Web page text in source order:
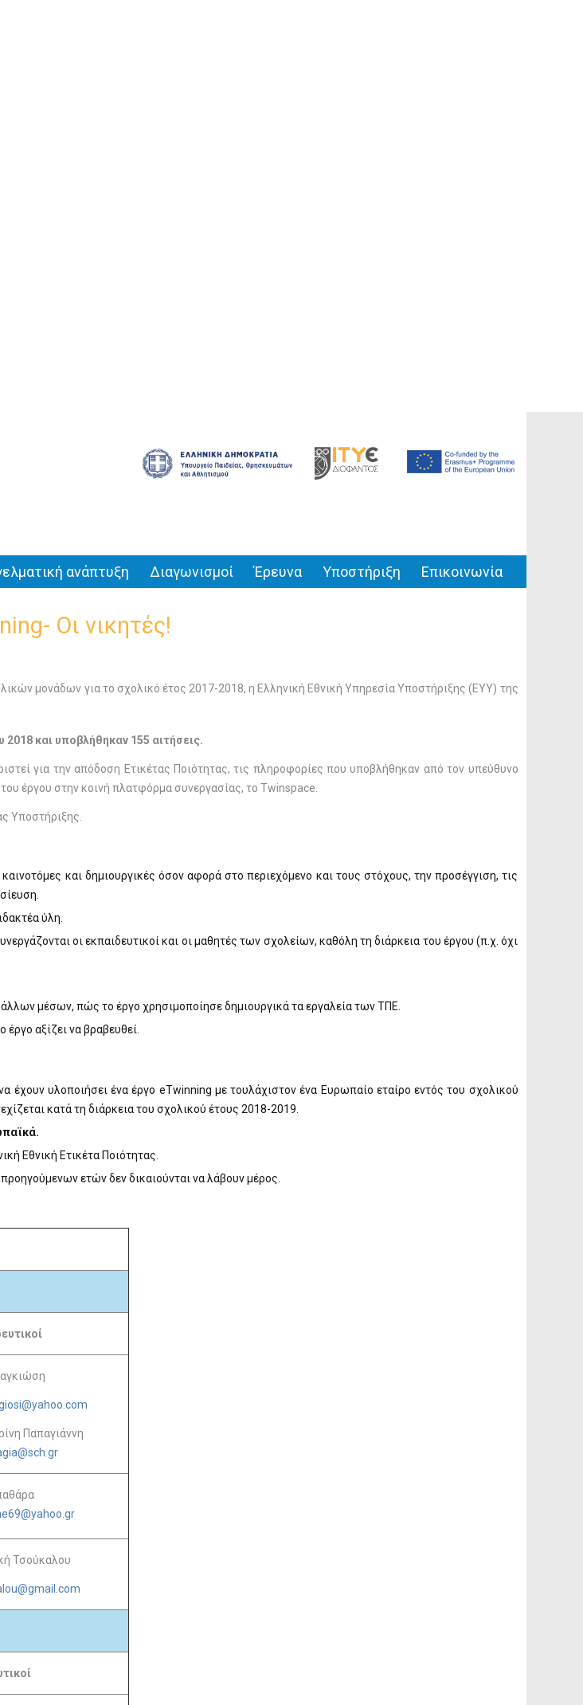
ανάπτυξη Διαγωνισμοί Έρευνα Υποστήριξη Επικοινωνία
Οι νικητές!
μονάδων για το σχολικό έτος 2017-2018, η Ελληνική Εθνική Υπηρεσία Υποστήριξης (ΕΥΥ) της
και υποβλήθηκαν 155 αιτήσεις.
για την απόδοση Ετικέτας Ποιότητας, τις πληροφορίες που υποβλήθηκαν από τον υπεύθυνο
έργου στην κοινή πλατφόρμα συνεργασίας, το Twinspace.
Υποστήριξης.
και δημιουργικές όσον αφορά στο περιεχόμενο και τους στόχους, την προσέγγιση, τις
ύλη.
οι εκπαιδευτικοί και οι μαθητές των σχολείων, καθόλη τη διάρκεια του έργου (π.χ. όχι
μέσων, πώς το έργο χρησιμοποίησε δημιουργικά τα εργαλεία των ΤΠΕ.
αξίζει να βραβευθεί.
έχουν υλοποιήσει ένα έργο eTwinning με τουλάχιστον ένα Ευρωπαίο εταίρο εντός του σχολικού
κατά τη διάρκεια του σχολικού έτους 2018-2019.
Εθνική Ετικέτα Ποιότητας.
ετών δεν δικαιούνται να λάβουν μέρος.
Παπαγιάννη
Τσούκαλου